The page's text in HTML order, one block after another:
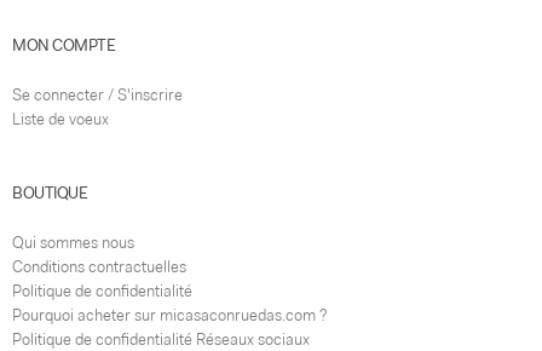
MON COMPTE
Se connecter / S'inscrire
Liste de voeux
BOUTIQUE
Qui sommes nous
Conditions contractuelles
Politique de confidentialité
Pourquoi acheter sur micasaconruedas.com ?
Politique de confidentialité Réseaux sociaux